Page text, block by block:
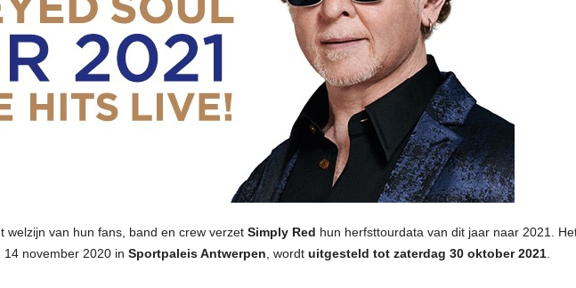
welzijn van hun fans, band en crew verzet Simply Red hun herfsttourdata van dit jaar naar 2021.
november 2020 in Sportpaleis Antwerpen , wordt uitgesteld tot zaterdag 30 oktober 2021.